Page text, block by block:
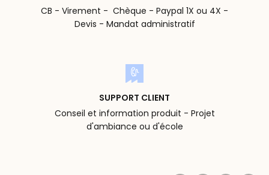
CB - Virement - Chèque - Paypal 1X ou 4X -
Devis - Mandat administratif
SUPPORT CLIENT
Conseil et information produit - Projet
d'ambiance ou d'école